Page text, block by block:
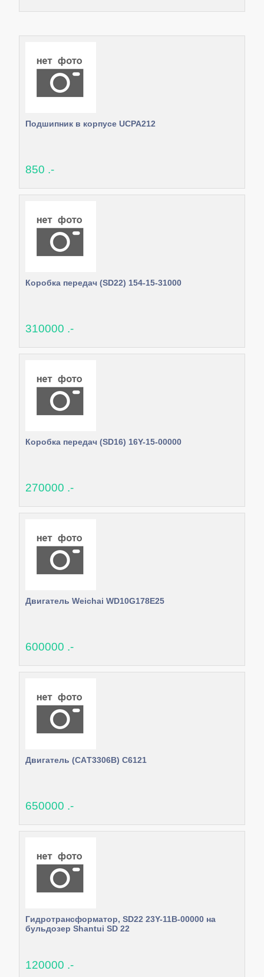
Подшипник в корпусе UCPA212
850 .-
Коробка передач (SD22) 154-15-31000
310000 .-
Коробка передач (SD16) 16Y-15-00000
270000 .-
Двигатель Weichai WD10G178E25
600000 .-
Двигатель (CAТ3306В) C6121
650000 .-
Гидротрансформатор, SD22 23Y-11B-00000 на
бульдозер Shantui SD 22
120000 .-